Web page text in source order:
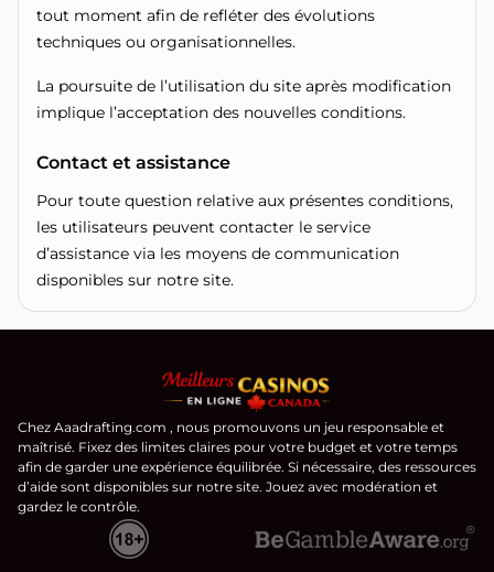
tout moment afin de refléter des évolutions
techniques ou organisationnelles.
La poursuite de l’utilisation du site après modification
implique l’acceptation des nouvelles conditions.
Contact et assistance
Pour toute question relative aux présentes conditions,
les utilisateurs peuvent contacter le service
d’assistance via les moyens de communication
disponibles sur notre site.
Chez Aaadrafting.com , nous promouvons un jeu responsable et
maîtrisé. Fixez des limites claires pour votre budget et votre temps
afin de garder une expérience équilibrée. Si nécessaire, des ressources
d’aide sont disponibles sur notre site. Jouez avec modération et
gardez le contrôle.